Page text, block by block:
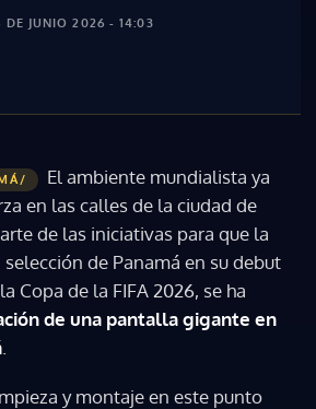
DE JUNIO 2026 - 14:03
El ambiente mundialista ya
en las calles de la ciudad de
de las iniciativas para que la
de Panamá en su debut
Copa de la FIFA 2026, se ha
de una pantalla gigante en
y montaje en este punto